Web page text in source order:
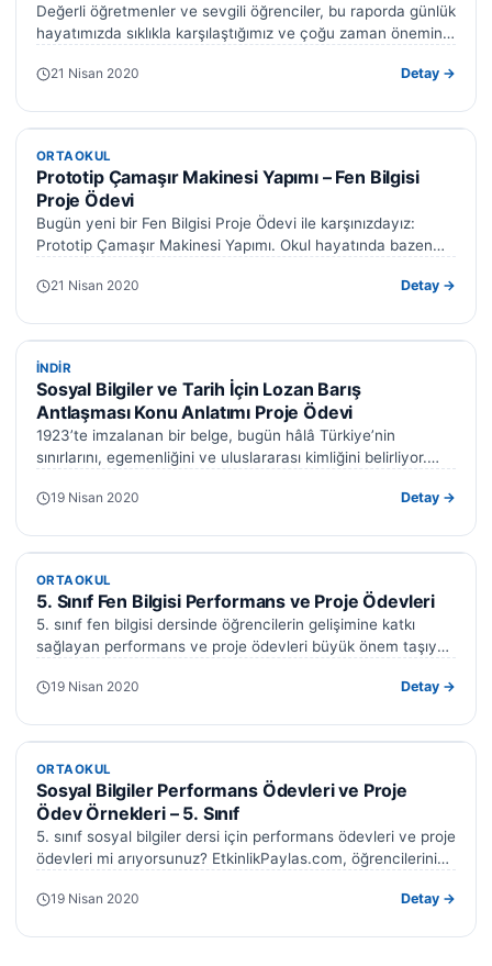
Değerli öğretmenler ve sevgili öğrenciler, bu raporda günlük
hayatımızda sıklıkla karşılaştığımız ve çoğu zaman önemini
21 Nisan 2020 Detay →
DOC
XLS
PPT
PDF
DOC · XLS · PPT · PDF
ORTAOKUL
ORTAOKUL
Prototip Çamaşır Makinesi Yapımı – Fen Bilgisi
Proje Ödevi
Bugün yeni bir Fen Bilgisi Proje Ödevi ile karşınızdayız:
Prototip Çamaşır Makinesi Yapımı. Okul hayatında bazen
21 Nisan 2020 Detay →
İNDIR
İNDIR
Sosyal Bilgiler ve Tarih İçin Lozan Barış
Antlaşması Konu Anlatımı Proje Ödevi
1923’te imzalanan bir belge, bugün hâlâ Türkiye’nin
sınırlarını, egemenliğini ve uluslararası kimliğini belirliyor.
19 Nisan 2020 Detay →
ORTAOKUL
ORTAOKUL
5. Sınıf Fen Bilgisi Performans ve Proje Ödevleri
5. sınıf fen bilgisi dersinde öğrencilerin gelişimine katkı
sağlayan performans ve proje ödevleri büyük önem taşıyor.
19 Nisan 2020 Detay →
ORTAOKUL
ORTAOKUL
Sosyal Bilgiler Performans Ödevleri ve Proje
Ödev Örnekleri – 5. Sınıf
5. sınıf sosyal bilgiler dersi için performans ödevleri ve proje
ödevleri mi arıyorsunuz? EtkinlikPaylas.com, öğrencilerinizi
19 Nisan 2020 Detay →